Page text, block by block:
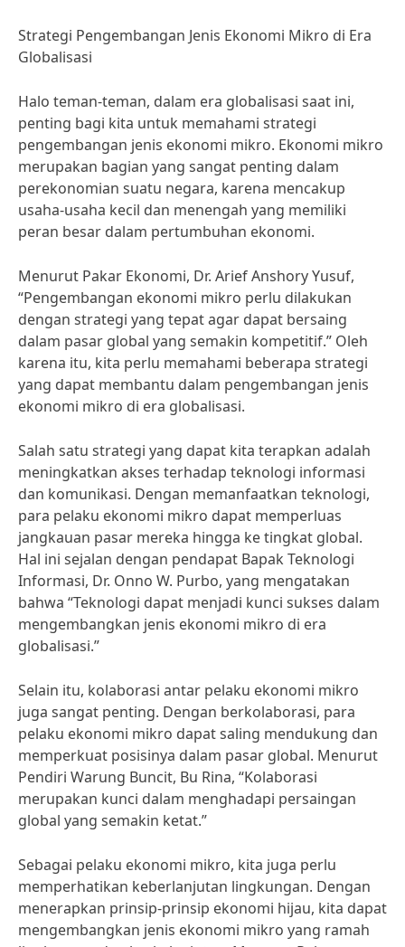
Strategi Pengembangan Jenis Ekonomi Mikro di Era
Globalisasi
Halo teman-teman, dalam era globalisasi saat ini,
penting bagi kita untuk memahami strategi
pengembangan jenis ekonomi mikro. Ekonomi mikro
merupakan bagian yang sangat penting dalam
perekonomian suatu negara, karena mencakup
usaha-usaha kecil dan menengah yang memiliki
peran besar dalam pertumbuhan ekonomi.
Menurut Pakar Ekonomi, Dr. Arief Anshory Yusuf,
“Pengembangan ekonomi mikro perlu dilakukan
dengan strategi yang tepat agar dapat bersaing
dalam pasar global yang semakin kompetitif.” Oleh
karena itu, kita perlu memahami beberapa strategi
yang dapat membantu dalam pengembangan jenis
ekonomi mikro di era globalisasi.
Salah satu strategi yang dapat kita terapkan adalah
meningkatkan akses terhadap teknologi informasi
dan komunikasi. Dengan memanfaatkan teknologi,
para pelaku ekonomi mikro dapat memperluas
jangkauan pasar mereka hingga ke tingkat global.
Hal ini sejalan dengan pendapat Bapak Teknologi
Informasi, Dr. Onno W. Purbo, yang mengatakan
bahwa “Teknologi dapat menjadi kunci sukses dalam
mengembangkan jenis ekonomi mikro di era
globalisasi.”
Selain itu, kolaborasi antar pelaku ekonomi mikro
juga sangat penting. Dengan berkolaborasi, para
pelaku ekonomi mikro dapat saling mendukung dan
memperkuat posisinya dalam pasar global. Menurut
Pendiri Warung Buncit, Bu Rina, “Kolaborasi
merupakan kunci dalam menghadapi persaingan
global yang semakin ketat.”
Sebagai pelaku ekonomi mikro, kita juga perlu
memperhatikan keberlanjutan lingkungan. Dengan
menerapkan prinsip-prinsip ekonomi hijau, kita dapat
mengembangkan jenis ekonomi mikro yang ramah